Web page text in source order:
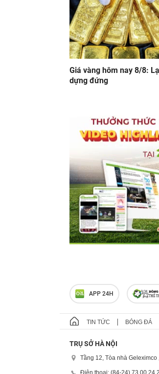
Giá vàng hôm nay 8/8:
dựng đứng
APP 24H
TIN TỨC BÓNG ĐÁ
TRỤ SỞ HÀ NỘI
Tầng 12, Tòa nhà
Điện thoại: (84-24) 73 00 24